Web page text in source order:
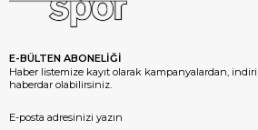
E-BÜLTEN ABONELİĞİ
Haber listemize kayıt olarak kampanyalardan,
haberdar olabilirsiniz.